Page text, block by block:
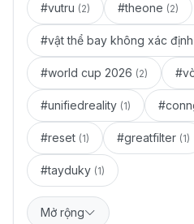
#vutru (2) #theone (2)
#vật thể bay không xác định
#world cup 2026 (2)
#unifiedreality (1)
#reset (1) #greatfilter (1)
#tayduky (1)
Mở rộng